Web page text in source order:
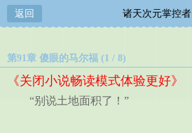
返回 诸天次元掌控者
第91章 傻眼的马尔福 (1 / 8)
《关闭小说畅读模式体验更好》
“别说土地面积了！”